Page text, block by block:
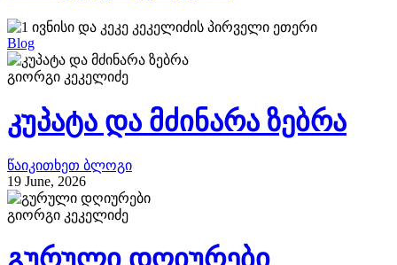
Blog
გიორგი კეკელიძე
კუპატა და მძინარა ზებრა
წაიკითხეთ ბლოგი
19 June, 2026
გიორგი კეკელიძე